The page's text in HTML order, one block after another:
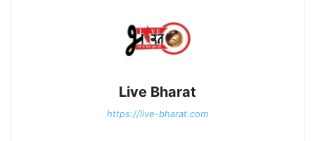
Live Bharat
https://live-bharat.com